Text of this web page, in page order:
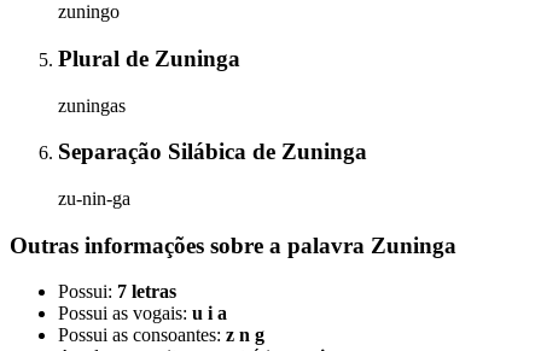
zuningo
Plural de Zuninga
zuningas
Separação Silábica de Zuninga
zu-nin-ga
Outras informações sobre a palavra Zuninga
Possui: 7 letras
Possui as vogais: u i a
Possui as consoantes: z n g